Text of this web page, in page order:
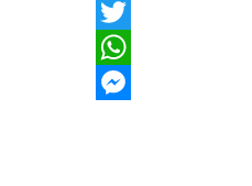
Facebook
Twitter
WhatsApp